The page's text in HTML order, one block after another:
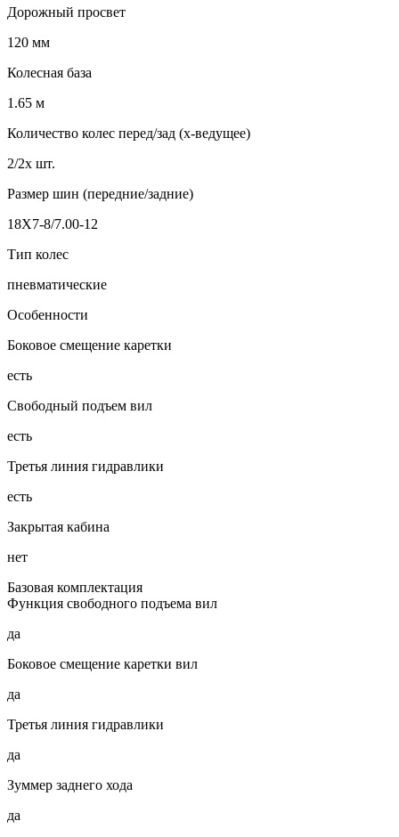
Дорожный просвет
120 мм
Колесная база
1.65 м
Количество колес перед/зад (x-ведущее)
2/2х шт.
Размер шин (передние/задние)
18X7-8/7.00-12
Тип колес
пневматические
Особенности
Боковое смещение каретки
есть
Свободный подъем вил
есть
Третья линия гидравлики
есть
Закрытая кабина
нет
Базовая комплектация
Функция свободного подъема вил
да
Боковое смещение каретки вил
да
Третья линия гидравлики
да
Зуммер заднего хода
да